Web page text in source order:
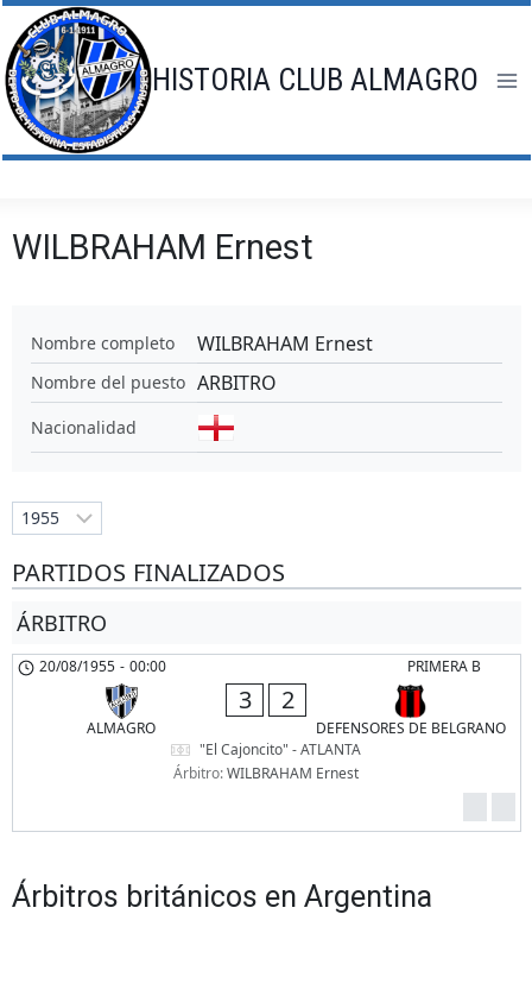
Saltar
al
contenido
HISTORIA CLUB ALMAGRO
WILBRAHAM Ernest
Nombre completo WILBRAHAM Ernest
Nombre del puesto ARBITRO
Nacionalidad
PARTIDOS FINALIZADOS
ÁRBITRO
PRIMERA B
20/08/1955 - 00:00
ALMAGRO
3 2
DEFENSORES DE BELGRANO
"El Cajoncito" - ATLANTA
Árbitro:WILBRAHAM Ernest
Árbitros británicos en Argentina